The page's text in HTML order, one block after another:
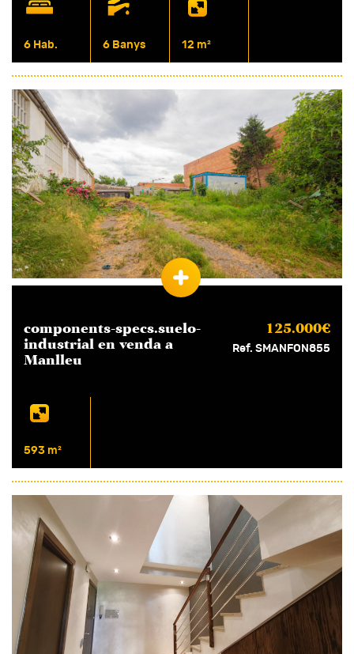
6 Hab. 6 Banys 12 m²
components-specs.suelo-
industrial en venda a
Manlleu
125.000€
Ref. SMANFON855
593 m²